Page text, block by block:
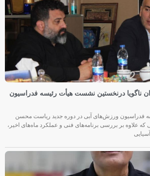
ناگویا درنخستین نشست هیأت رئیسه فدراسیون
ورزش‌های آبی در دوره جدید ریاست محسن
علاوه بر بررسی برنامه‌های فنی و عملکرد ماه‌های اخیر،